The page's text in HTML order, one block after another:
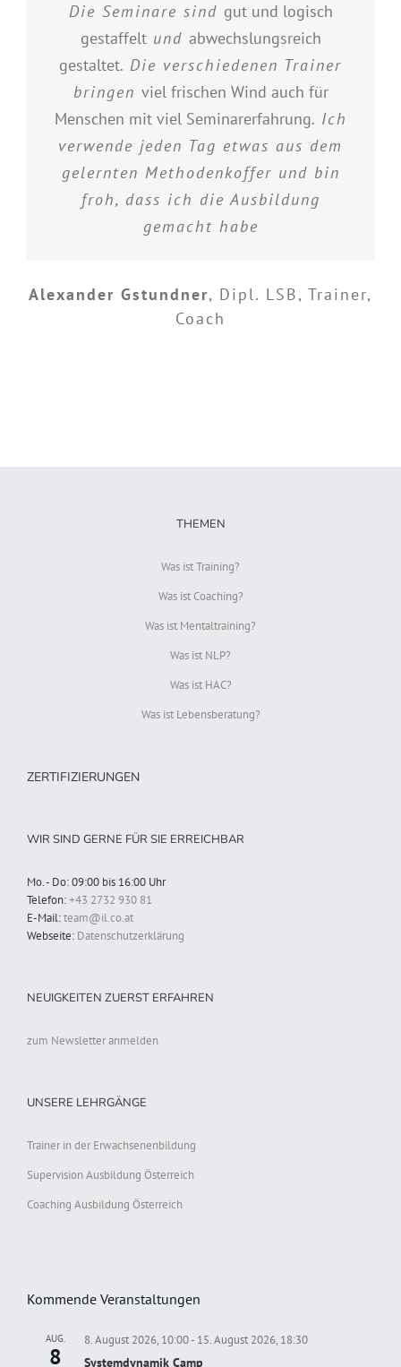
Die Seminare sind gut und logisch
gestaffeltund abwechslungsreich
gestaltet. Die verschiedenen Trainer
bringen viel frischen Wind auch für
Menschen mit viel Seminarerfahrung. Ich
verwende jeden Tag etwas aus dem
gelernten Methodenkoffer und bin
froh, dass ich die Ausbildung
gemacht habe
Alexander Gstundner, Dipl. LSB, Trainer,
Coach
THEMEN
Was ist Training?
Was ist Coaching?
Was ist Mentaltraining?
Was ist NLP?
Was ist HAC?
Was ist Lebensberatung?
ZERTIFIZIERUNGEN
WIR SIND GERNE FÜR SIE ERREICHBAR
Mo. - Do: 09:00 bis 16:00 Uhr
Telefon:+43 2732 930 81
E-Mail:team@il.co.at
Webseite: Datenschutzerklärung
NEUIGKEITEN ZUERST ERFAHREN
zum Newsletter anmelden
UNSERE LEHRGÄNGE
Trainer in der Erwachsenenbildung
Supervision Ausbildung Österreich
Coaching Ausbildung Österreich
Kommende Veranstaltungen
AUG.
8
8. August 2026, 10:00- 15. August 2026, 18:30
Systemdynamik Camp